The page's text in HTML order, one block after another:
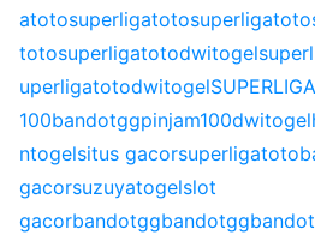
atotosuperligatotosuperligatoto
totosuperligatotodwitogel
uperligatotodwitogel
100bandotggpinjam100dwitogel
ntogelsitus gacorsuperligatoto
gacorsuzuyatogelslot
gacorbandotggbandotgg